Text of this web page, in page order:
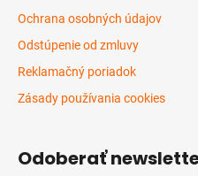
Ochrana osobných údajov
Odstúpenie od zmluvy
Reklamačný poriadok
Zásady používania cookies
Odoberať